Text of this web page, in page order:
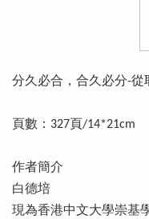
分久必合，合久必分-
頁數：327頁/14*21cm
作者簡介
白德培
現為香港中文大學崇基